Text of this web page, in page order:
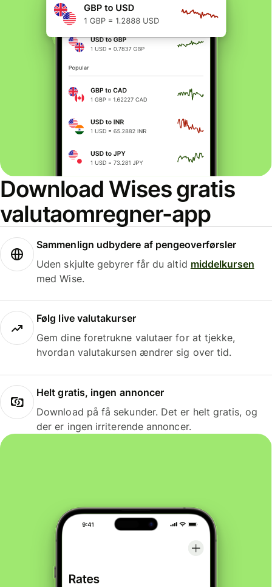
Download Wises gratis
valutaomregner-app
Sammenlign udbydere af pengeoverførsler
Uden skjulte gebyrer får du altid middelkursen
med Wise.
Følg live valutakurser
Gem dine foretrukne valutaer for at tjekke,
hvordan valutakursen ændrer sig over tid.
Helt gratis, ingen annoncer
Download på få sekunder. Det er helt gratis, og
der er ingen irriterende annoncer.